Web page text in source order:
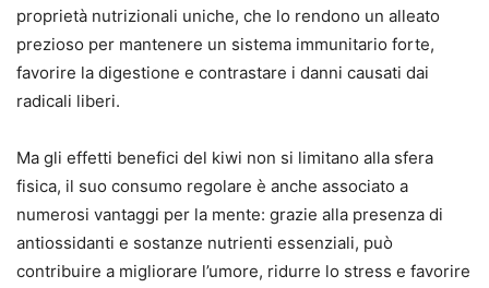
proprietà nutrizionali uniche, che lo rendono un alleato
prezioso per mantenere un sistema immunitario forte,
favorire la digestione e contrastare i danni causati dai
radicali liberi.
Ma gli effetti benefici del kiwi non si limitano alla sfera
fisica, il suo consumo regolare è anche associato a
numerosi vantaggi per la mente: grazie alla presenza di
antiossidanti e sostanze nutrienti essenziali, può
contribuire a migliorare l’umore, ridurre lo stress e favorire